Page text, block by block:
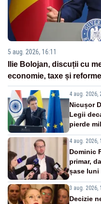
5 aug. 2026, 16:11
Ilie Bolojan, discuții cu
economie, taxe și
4 aug. 2026,
Nicușor
Legii
pierde
4 aug. 2026,
Dominic
primar,
șase luni
3 aug. 2026,
Decizie